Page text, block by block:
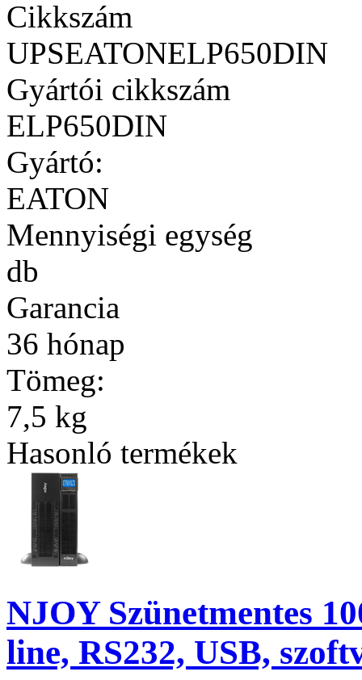
Cikkszám
UPSEATONELP650DIN
Gyártói cikkszám
ELP650DIN
Gyártó:
EATON
Mennyiségi egység
db
Garancia
36 hónap
Tömeg:
7,5 kg
Hasonló termékek
NJOY Szünetmentes
line, RS232, USB,